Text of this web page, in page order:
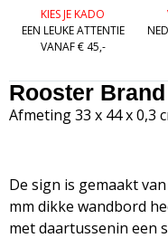
KIES JE KADO
EEN LEUKE ATTENTIE
VANAF € 45,-
Rooster
Afmeting 33 x 44 x 0,3
De sign is gemaakt
mm dikke wandbord
met daartussenin een